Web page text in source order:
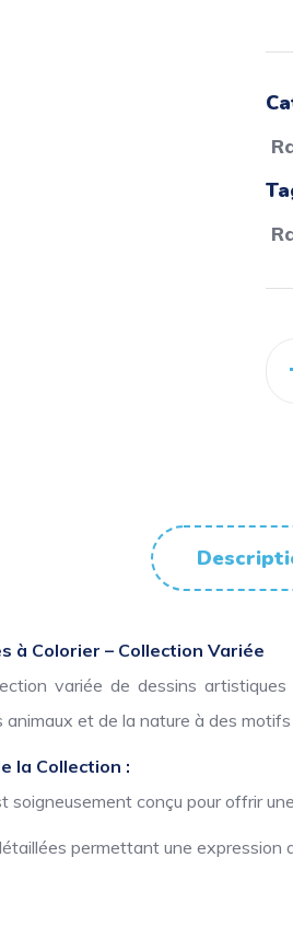
à Colorier – Collection Variée
variée de dessins
et de la nature à des
la Collection :
soigneusement conçu pour offrir
permettant une expression